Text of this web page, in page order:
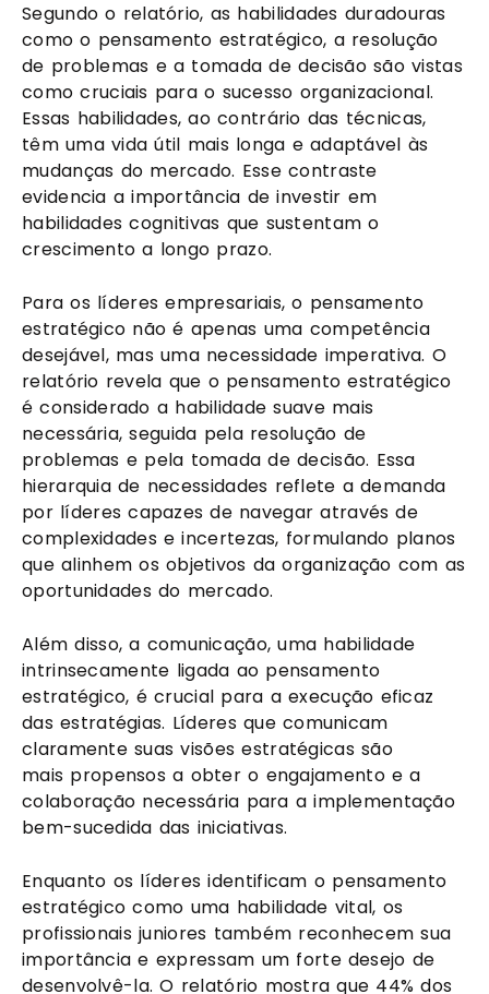
Segundo o relatório, as habilidades duradouras
como o pensamento estratégico, a resolução
de problemas e a tomada de decisão são vistas
como cruciais para o sucesso organizacional.
Essas habilidades, ao contrário das técnicas,
têm uma vida útil mais longa e adaptável às
mudanças do mercado. Esse contraste
evidencia a importância de investir em
habilidades cognitivas que sustentam o
crescimento a longo prazo.
Para os líderes empresariais, o pensamento
estratégico não é apenas uma competência
desejável, mas uma necessidade imperativa. O
relatório revela que o pensamento estratégico
é considerado a habilidade suave mais
necessária, seguida pela resolução de
problemas e pela tomada de decisão. Essa
hierarquia de necessidades reflete a demanda
por líderes capazes de navegar através de
complexidades e incertezas, formulando planos
que alinhem os objetivos da organização com as
oportunidades do mercado.
Além disso, a comunicação, uma habilidade
intrinsecamente ligada ao pensamento
estratégico, é crucial para a execução eficaz
das estratégias. Líderes que comunicam
claramente suas visões estratégicas são
mais propensos a obter o engajamento e a
colaboração necessária para a implementação
bem-sucedida das iniciativas.
Enquanto os líderes identificam o pensamento
estratégico como uma habilidade vital, os
profissionais juniores também reconhecem sua
importância e expressam um forte desejo de
desenvolvê-la. O relatório mostra que 44% dos